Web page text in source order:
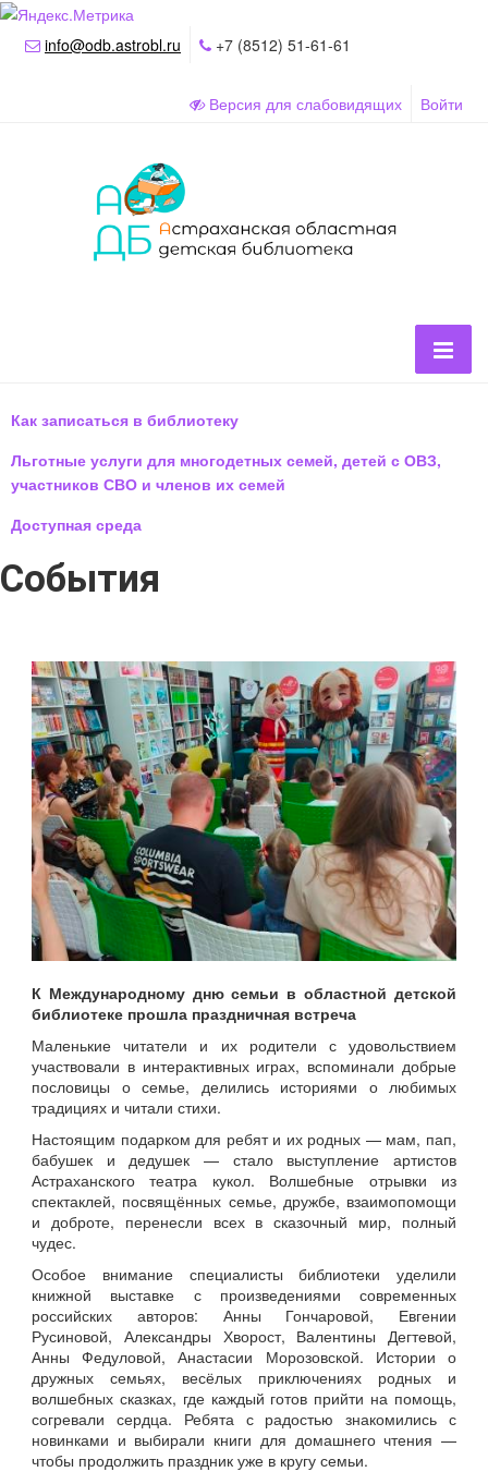
info@odb.astrobl.ru +7 (8512) 51-61-61
Версия для слабовидящих Войти
Как записаться в библиотеку
Льготные услуги для многодетных семей, детей с ОВЗ,
участников СВО и членов их семей
Доступная среда
События
К Международному дню семьи в областной детской
библиотеке прошла праздничная встреча
Маленькие читатели и их родители с удовольствием
участвовали в интерактивных играх, вспоминали добрые
пословицы о семье, делились историями о любимых
традициях и читали стихи.
Настоящим подарком для ребят и их родных — мам, пап,
бабушек и дедушек — стало выступление артистов
Астраханского театра кукол. Волшебные отрывки из
спектаклей, посвящённых семье, дружбе, взаимопомощи
и доброте, перенесли всех в сказочный мир, полный
чудес.
Особое внимание специалисты библиотеки уделили
книжной выставке с произведениями современных
российских авторов: Анны Гончаровой, Евгении
Русиновой, Александры Хворост, Валентины Дегтевой,
Анны Федуловой, Анастасии Морозовской. Истории о
дружных семьях, весёлых приключениях родных и
волшебных сказках, где каждый готов прийти на помощь,
согревали сердца. Ребята с радостью знакомились с
новинками и выбирали книги для домашнего чтения —
чтобы продолжить праздник уже в кругу семьи.